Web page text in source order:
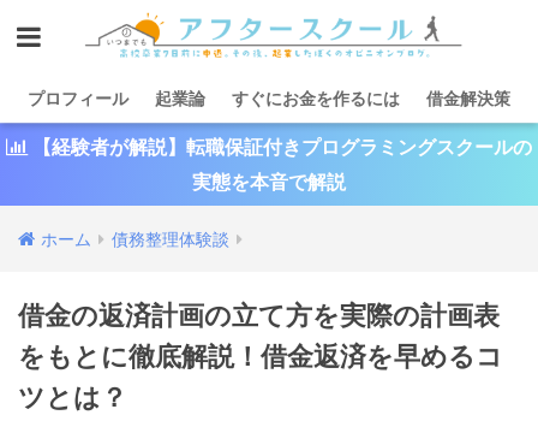
プロフィール 起業論 すぐにお金を作るには 借金解決策
【経験者が解説】転職保証付きプログラミングスクールの
実態を本音で解説
ホーム 債務整理体験談
借金の返済計画の立て方を実際の計画表
をもとに徹底解説！借金返済を早めるコ
ツとは？